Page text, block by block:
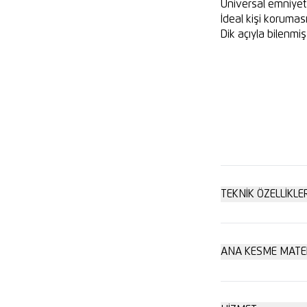
Üniversal
İdeal kişi koruması
Dik açıyla
TEKNIK
ANA KESME